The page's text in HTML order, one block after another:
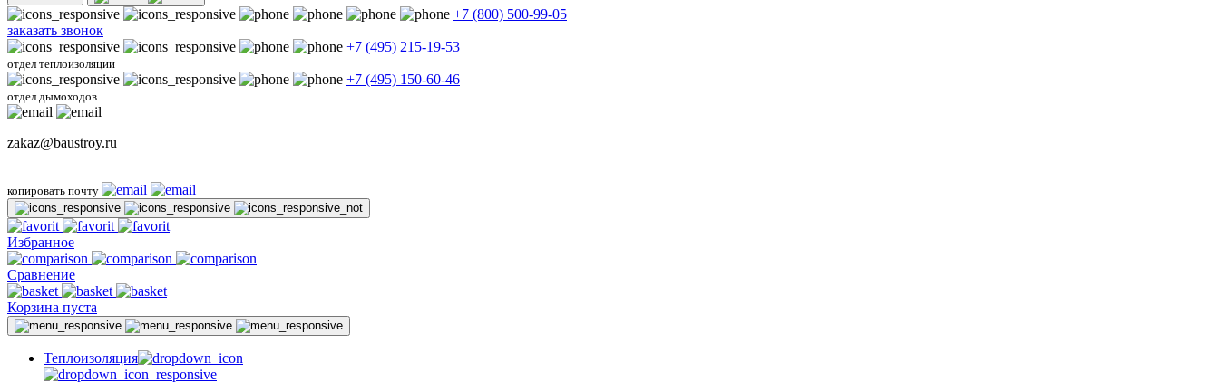
+7 (800) 500-99-05
заказать звонок
+7 (495) 215-19-53
отдел теплоизоляции
+7 (495) 150-60-46
отдел дымоходов
zakaz@baustroy.ru
копировать почту
Избранное
Сравнение
Корзина пуста
Теплоизоляция